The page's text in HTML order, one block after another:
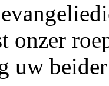
onzer
uw